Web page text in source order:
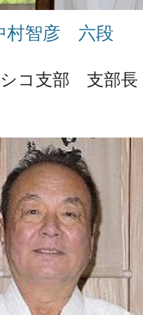
村智彦 六段
コ支部 支部長